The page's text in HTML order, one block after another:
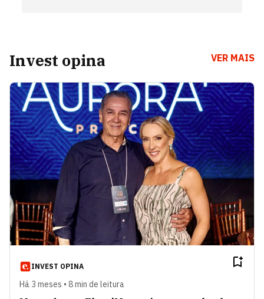
Invest opina VER MAIS
INVEST OPINA
Há 3 meses • 8 min de leitura